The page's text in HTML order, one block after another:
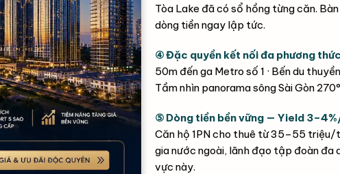
Tòa Lake đã có sổ hồng từng căn.
dòng tiền ngay lập tức.
④ Đặc quyền kết nối đa phương
50m đến ga Metro số 1 · Bến du
Tầm nhìn panorama sông Sài Gòn
⑤ Dòng tiền bền vững — Yield
Căn hộ 1PN cho thuê từ 35–55
gia nước ngoài, lãnh đạo tập đoàn đa
vực này.